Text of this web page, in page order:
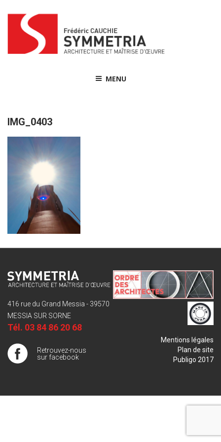
content
MENU
IMG_0403
416 rue du Grand Messia - 39570
MESSIA SUR SORNE
Tél. 03 84 86 20 68
Retrouvez-nous
sur facebook
Mentions légales
Plan de site
Publigo 2017